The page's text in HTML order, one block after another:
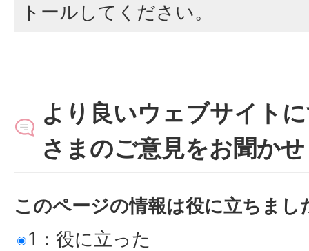
トールしてください。
より良いウェブサイト
さまのご意見をお聞か
このページの情報は役に立ちまし
1：役に立った